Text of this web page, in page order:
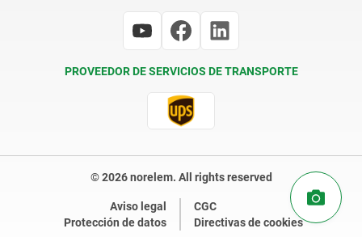
PROVEEDOR DE SERVICIOS DE TRANSPORTE
© 2026 norelem. All rights reserved
Aviso legal
CGC
Protección de datos
Directivas de cookies